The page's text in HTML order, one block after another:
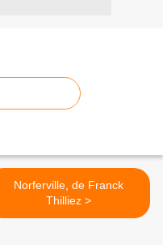
Norferville, de Franck
Thilliez >